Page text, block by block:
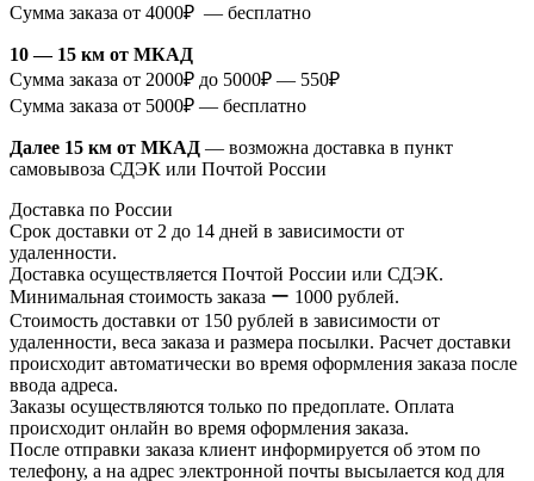
Сумма заказа от 4000₽ — бесплатно
10 — 15 км от МКАД
Сумма заказа от 2000₽ до 5000₽ — 550₽
Сумма заказа от 5000₽ — бесплатно
Далее 15 км от МКАД — возможна доставка в пункт
самовывоза СДЭК или Почтой России
Доставка по России
Срок доставки от 2 до 14 дней в зависимости от
удаленности.
Доставка осуществляется Почтой России или СДЭК.
Минимальная стоимость заказа ー 1000 рублей.
Стоимость доставки от 150 рублей в зависимости от
удаленности, веса заказа и размера посылки. Расчет доставки
происходит автоматически во время оформления заказа после
ввода адреса.
Заказы осуществляются только по предоплате. Оплата
происходит онлайн во время оформления заказа.
После отправки заказа клиент информируется об этом по
телефону, а на адрес электронной почты высылается код для